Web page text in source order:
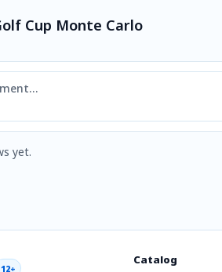
Cup Monte Carlo
yet.
12+
Catalog